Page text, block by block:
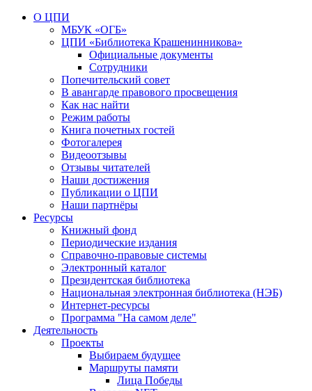
О ЦПИ
МБУК «ОГБ»
ЦПИ «Библиотека Крашенинникова»
Официальные документы
Сотрудники
Попечительский совет
В авангарде правового просвещения
Как нас найти
Режим работы
Книга почетных гостей
Фотогалерея
Видеоотзывы
Отзывы читателей
Наши достижения
Публикации о ЦПИ
Наши партнёры
Ресурсы
Книжный фонд
Периодические издания
Справочно-правовые системы
Электронный каталог
Президентская библиотека
Национальная электронная библиотека (НЭБ)
Интернет-ресурсы
Программа "На самом деле"
Деятельность
Проекты
Выбираем будущее
Маршруты памяти
Лица Победы